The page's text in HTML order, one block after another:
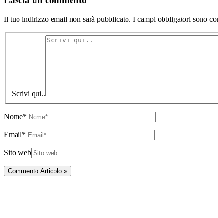
Il tuo indirizzo email non sarà pubblicato. I campi obbligatori sono
Scrivi qui..
Nome*
Email*
Sito web